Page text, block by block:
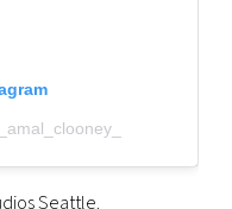
Seattle.